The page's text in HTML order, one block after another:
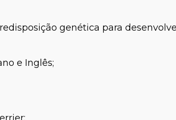
genética para
e Inglês;